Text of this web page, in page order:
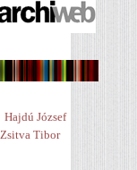
Hajdú József
Zsitva Tibor